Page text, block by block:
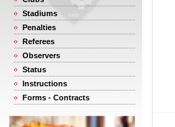
Stadiums
Penalties
Referees
Observers
Status
Instructions
Forms - Contracts